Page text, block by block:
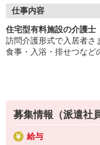
あなたのホスピタリテ
スキルアップ研修も充
働き方は選べる柔軟な
風通しが良い職場で働
安定して長く働きたい
施設見学も受け付けて
仕事内容
住宅型有料施設の介護士
訪問介護形式で入居者さ
食事・入浴・排せつなど
介護福祉士や初任者研修
医療機関との連携も重要
利用者の安心・安全な生
募集情報（派遣社員
給与